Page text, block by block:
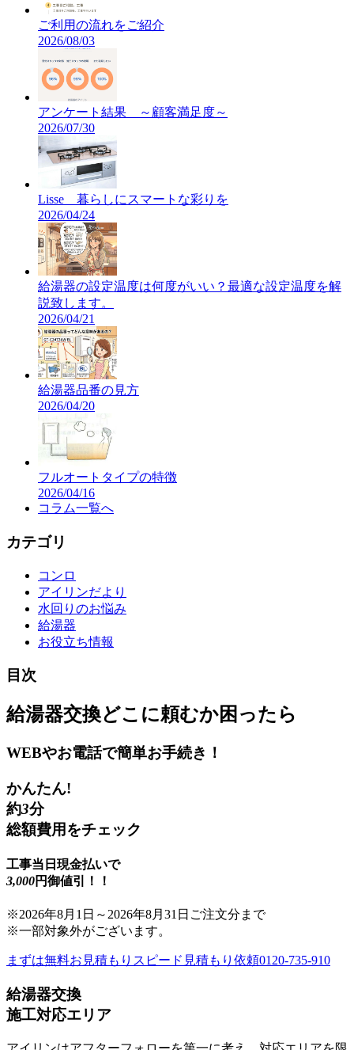
ご利用の流れをご紹介
2026/08/03
アンケート結果 ～顧客満足度～
2026/07/30
Lisse 暮らしにスマートな彩りを
2026/04/24
給湯器の設定温度は何度がいい？最適な設定温度を解
説致します。
2026/04/21
給湯器品番の見方
2026/04/20
フルオートタイプの特徴
2026/04/16
コラム一覧へ
カテゴリ
コンロ
アイリンだより
水回りのお悩み
給湯器
お役立ち情報
目次
給湯器交換どこに頼むか困ったら
WEBやお電話で簡単お手続き！
かんたん!
約3分
総額費用をチェック
工事当日現金払いで
3,000円御値引！！
※2026年8月1日 ～ 2026年8月31日 ご注文分まで
※一部対象外がございます。
まずは無料お見積もり スピード見積もり依頼0120-735-910
給湯器交換
施工対応エリア